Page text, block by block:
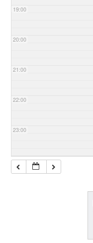
19:00
20:00
21:00
22:00
23:00